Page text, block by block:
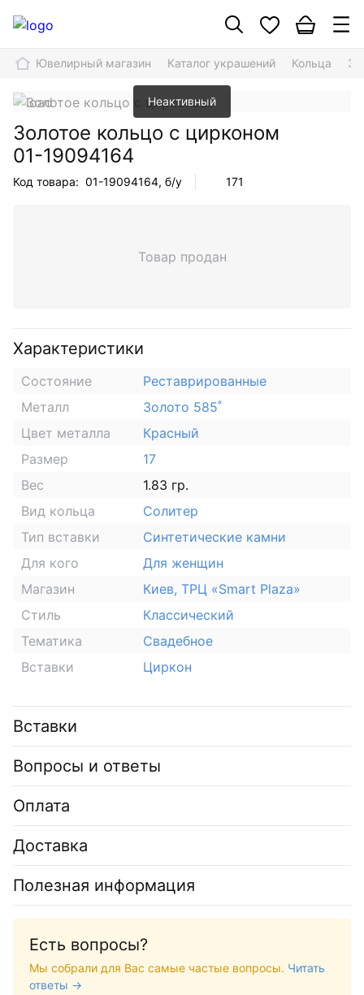
Ювелирный магазин Каталог украшений Кольца
Неактивный
Золотое кольцо с цирконом
01-19094164
Код товара: 01-19094164, б/у 171
Товар продан
Характеристики
Состояние
Реставрированные
Металл
Золото 585˚
Цвет металла
Красный
Размер
17
Вес
1.83 гр.
Вид кольца
Солитер
Тип вставки
Синтетические камни
Для кого
Для женщин
Магазин
Киев, ТРЦ «Smart Plaza»
Стиль
Классический
Тематика
Свадебное
Вставки
Циркон
Вставки
Вопросы и ответы
Оплата
Доставка
Полезная информация
Есть вопросы?
Мы собрали для Вас самые частые вопросы. Читать
ответы →